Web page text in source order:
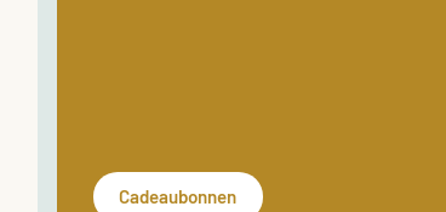
Cadeaubonnen